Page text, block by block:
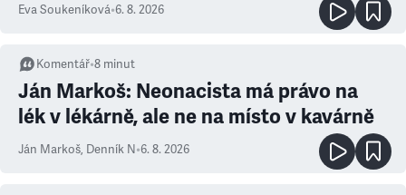
Eva Soukeníková•6. 8. 2026
Komentář•8 minut
Ján Markoš: Neonacista má právo na
lék v lékárně, ale ne na místo v kavárně
Ján Markoš, Denník N•6. 8. 2026